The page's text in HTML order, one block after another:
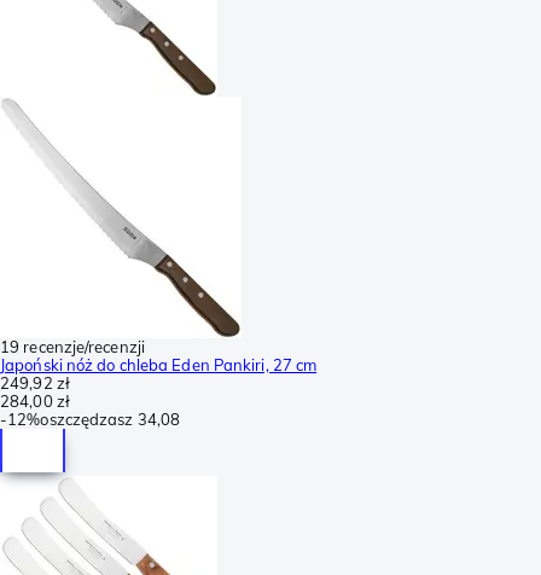
19 recenzje/recenzji
Japoński nóż do chleba Eden Pankiri, 27 cm
249,92 zł
284,00 zł
-12%oszczędzasz 34,08